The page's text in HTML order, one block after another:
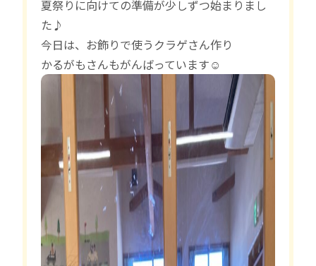
夏祭りに向けての準備が少しずつ始まりまし
た♪
今日は、お飾りで使うクラゲさん作り
かるがもさんもがんばっています☺︎